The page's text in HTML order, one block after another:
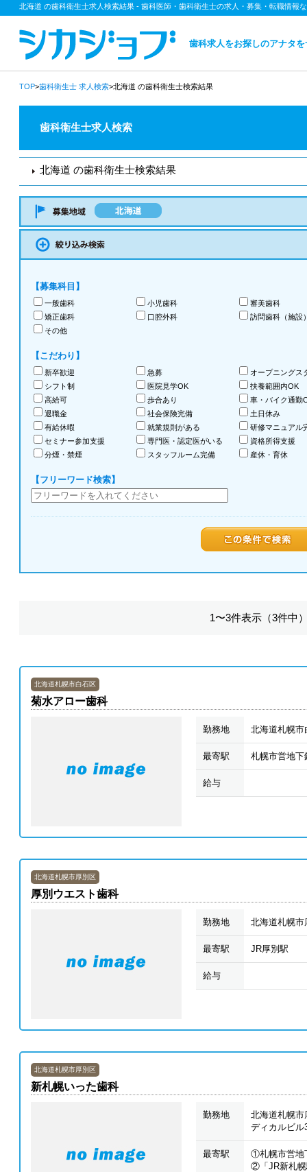
北海道 の歯科衛生士求人検索結果 - 歯科医師・歯科衛生士の求人・募集・転職情報
歯科求人をお探しのアナタ
TOP>歯科衛生士求人検索>北海道 の歯科衛生士検索結果
歯科衛生士求人検索
北海道 の歯科衛生士検索結果
【募集科目】
一般歯科 小児歯科
審美歯科
矯正歯科
口腔外科
訪問歯科（施設
その他
【こだわり】
新卒歓迎 急募
オープニングス
シフト制
医院見学OK
扶養範囲内OK
高給可
歩合あり
車・バイク通勤
退職金
社会保険完備
土日休み
有給休暇
就業規則がある
研修マニュアル
セミナー参加支援
専門医・認定医がいる
資格所得支援
分煙・禁煙
スタッフルーム完備 産休・育休
【フリーワード検索】
1〜3件表示（3件中
北海道札幌市白石区
菊水アロー歯科
勤務地 北海道札幌市
最寄駅 札幌市営地
給与
北海道札幌市厚別区
厚別ウエスト歯科
勤務地 北海道札幌市
最寄駅 JR厚別駅
給与
北海道札幌市厚別区
新札幌いった歯科
勤務地
北海道札幌市
ディカルビル
最寄駅
①札幌市営地
②「JR新札幌